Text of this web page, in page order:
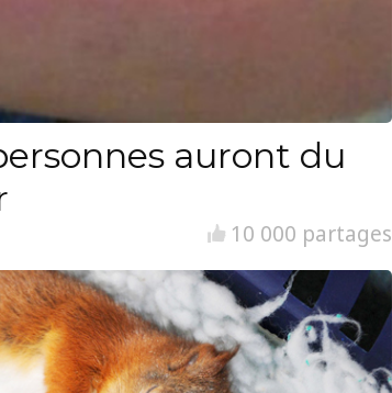
auront du
10 000 partages